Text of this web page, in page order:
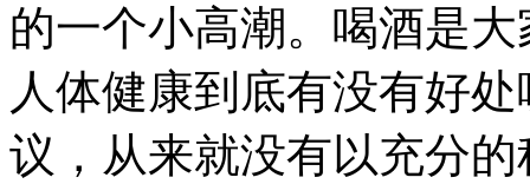
的一个小高潮。喝酒是
人体健康到底有没有好
议，从来就没有以充分